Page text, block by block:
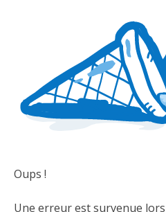
Oups !
Une erreur est survenue